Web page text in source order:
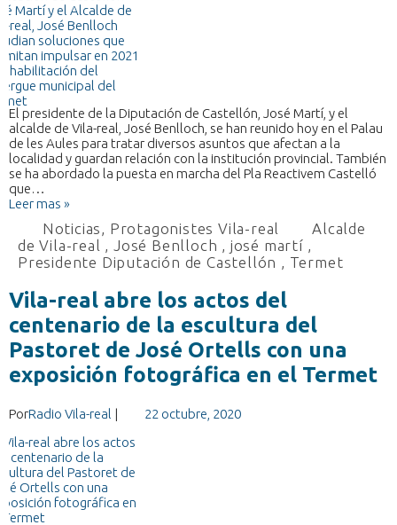
El presidente de la Diputación de Castellón, José Martí, y el
alcalde de Vila-real, José Benlloch, se han reunido hoy en el Palau
de les Aules para tratar diversos asuntos que afectan a la
localidad y guardan relación con la institución provincial. También
se ha abordado la puesta en marcha del Pla Reactivem Castelló
que…
Leer mas »
Noticias Protagonistes Vila-real
Alcalde
de Vila-real
José Benlloch josé martí,
Presidente Diputación de Castellón
Termet
Vila-real abre los actos del
centenario de la escultura del
Pastoret de José Ortells con una
exposición fotográfica en el Termet
PorRadio Vila-real | 22 octubre, 2020